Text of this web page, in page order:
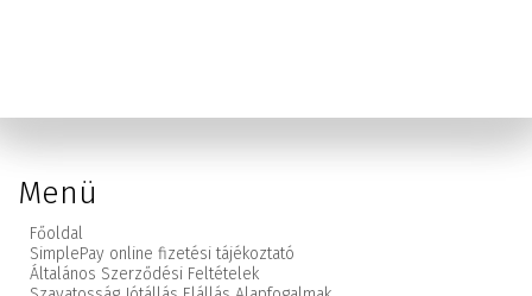
Menü
Főoldal
SimplePay online fizetési tájékoztató
Általános Szerződési Feltételek